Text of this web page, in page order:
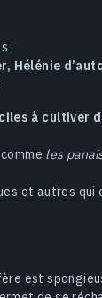
;
Hélénie
à cultiver
les
et autres qui
est